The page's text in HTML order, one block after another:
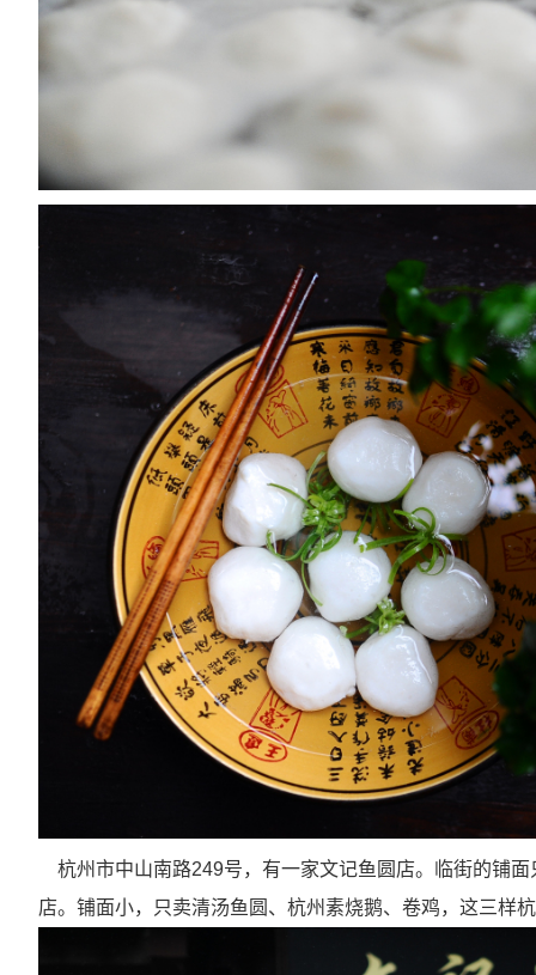
杭州市中山南路249号，有一家文记鱼圆店。临街的铺面
店。铺面小，只卖清汤鱼圆、杭州素烧鹅、卷鸡，这三样